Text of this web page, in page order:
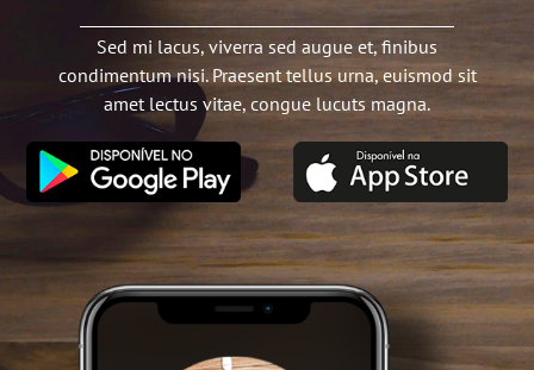
Sed mi lacus, viverra sed augue et, finibus
condimentum nisi. Praesent tellus urna, euismod sit
amet lectus vitae, congue lucuts magna.